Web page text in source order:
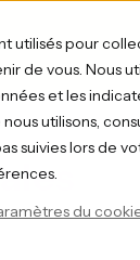
utilisés pour
de vous. Nous
et les
utilisons,
suivies lors de
du